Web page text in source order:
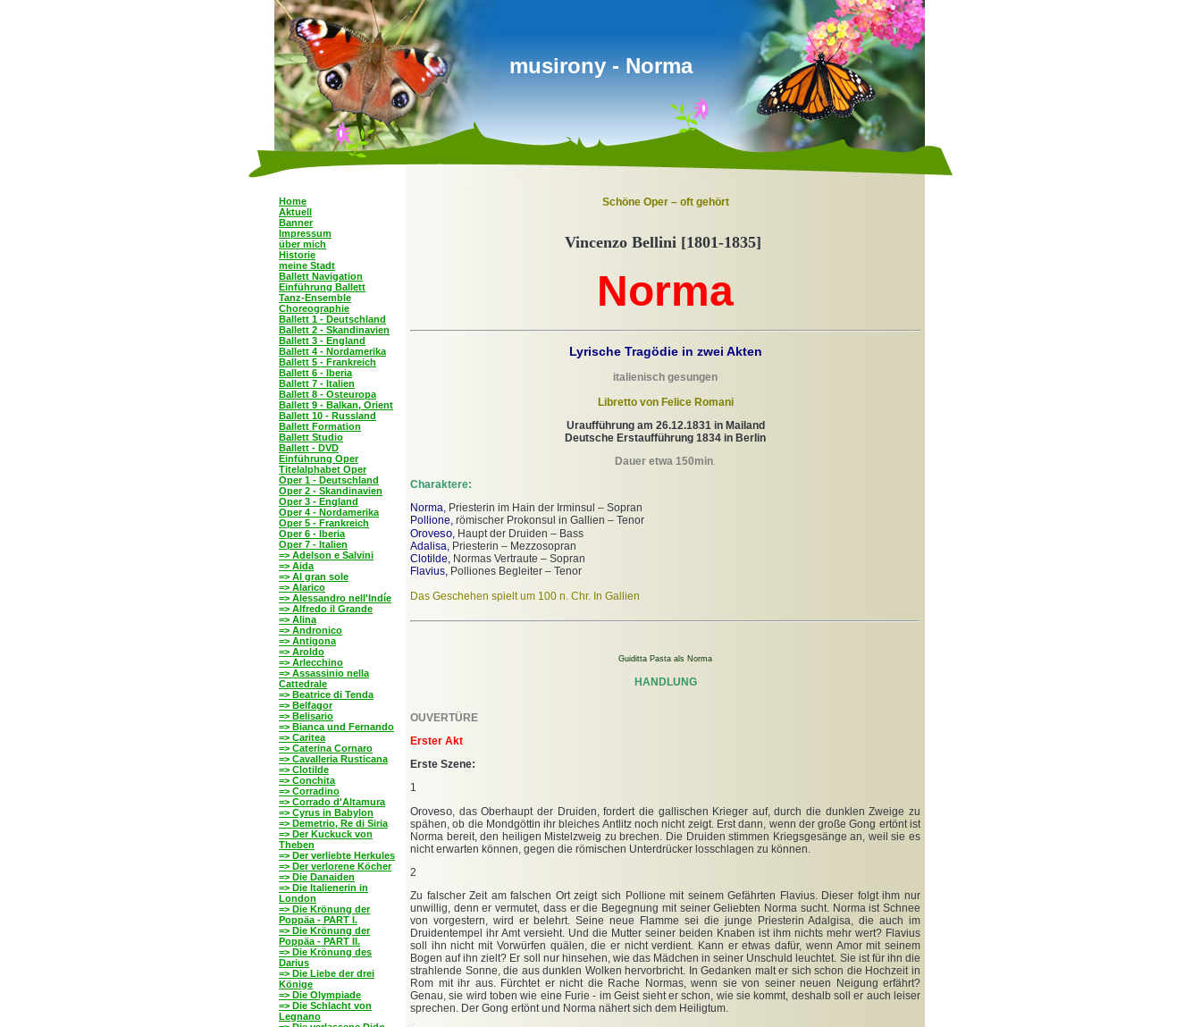
musirony - Norma
Home
Aktuell
Banner
Impressum
über mich
Historie
meine Stadt
Ballett Navigation
Einführung Ballett
Tanz-Ensemble
Choreographie
Ballett 1 - Deutschland
Ballett 2 - Skandinavien
Ballett 3 - England
Ballett 4 - Nordamerika
Ballett 5 - Frankreich
Ballett 6 - Iberia
Ballett 7 - Italien
Ballett 8 - Osteuropa
Ballett 9 - Balkan, Orient
Ballett 10 - Russland
Ballett Formation
Ballett Studio
Ballett - DVD
Einführung Oper
Titelalphabet Oper
Oper 1 - Deutschland
Oper 2 - Skandinavien
Oper 3 - England
Oper 4 - Nordamerika
Oper 5 - Frankreich
Oper 6 - Iberia
Oper 7 - Italien
=> Adelson e Salvini
=> Aida
=> Al gran sole
=> Alarico
=> Alessandro nell'Indíe
=> Alfredo il Grande
=> Alina
=> Andronico
=> Antigona
=> Aroldo
=> Arlecchino
=> Assassinio nella
Cattedrale
=> Beatrice di Tenda
=> Belfagor
=> Belisario
=> Bianca und Fernando
=> Caritea
=> Caterina Cornaro
=> Cavalleria Rusticana
=> Clotilde
=> Conchita
=> Corradino
=> Corrado d'Altamura
=> Cyrus in Babylon
=> Demetrio, Re di Siria
=> Der Kuckuck von
Theben
=> Der verliebte Herkules
=> Der verlorene Köcher
=> Die Danaiden
=> Die Italienerin in
London
=> Die Krönung der
Poppäa - PART I.
=> Die Krönung der
Poppäa - PART II.
=> Die Krönung des
Darius
=> Die Liebe der drei
Könige
=> Die Olympiade
=> Die Schlacht von
Legnano
Schöne Oper – oft gehört
Vincenzo Bellini [1801-1835]
Norma
Lyrische Tragödie in zwei Akten
italienisch gesungen
Libretto von Felice Romani
Uraufführung am 26.12.1831 in Mailand
Deutsche Erstaufführung 1834 in Berlin
Dauer etwa 150min.
Charaktere:
Norma, Priesterin im Hain der Irminsul – Sopran
Pollione, römischer Prokonsul in Gallien – Tenor
Oroveso, Haupt der Druiden – Bass
Adal isa, Priesterin – Mezzosopran
Clotilde, Normas Vertraute – Sopran
Flavius, Polliones Begleiter – Tenor
Das Geschehen spielt um 100 n. Chr. In Gallien
Guiditta Pasta als Norma
HANDLUNG
OUVERTÜRE
Erster Akt
Erste Szene:
1
Oroveso, das Oberhaupt der Druiden, fordert die gallischen Krieger auf, durch die dunklen Zweige zu
spähen, ob die Mondgöttin ihr bleiches Antlitz noch nicht zeigt. Erst dann, wenn der große Gong ertönt ist
Norma bereit, den heiligen Mistelzweig zu brechen. Die Druiden stimmen Kriegsgesänge an, weil sie es
nicht erwarten können, gegen die römischen Unterdrücker losschlagen zu können.
2
Zu falscher Zeit am falschen Ort zeigt sich Pollione mit seinem Gefährten Flavius. Dieser folgt ihm nur
unwillig, denn er vermutet, dass er die Begegnung mit seiner Geliebten Norma sucht. Norma ist Schnee
von vorgestern, wird er belehrt. Seine neue Flamme sei die junge Priesterin Adalgisa, die auch im
Druidentempel ihr Amt versieht. Und die Mutter seiner beiden Knaben ist ihm nichts mehr wert? Flavius
soll ihn nicht mit Vorwürfen quälen, die er nicht verdient. Kann er etwas dafür, wenn Amor mit seinem
Bogen auf ihn zielt? Er soll nur hinsehen, wie das Mädchen in seiner Unschuld leuchtet. Sie ist für ihn die
strahlende Sonne, die aus dunklen Wolken hervorbricht. In Gedanken malt er sich schon die Hochzeit in
Rom mit ihr aus. Fürchtet er nicht die Rache Normas, wenn sie von seiner neuen Neigung erfährt?
Genau, sie wird toben wie eine Furie - im Geist sieht er schon, wie sie kommt, deshalb soll er auch leiser
sprechen. Der Gong ertönt und Norma nähert sich dem Heiligtum.